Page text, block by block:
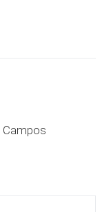
Campos